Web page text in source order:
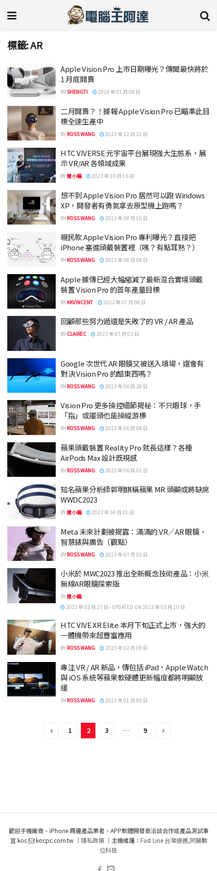
標籤:AR
Apple Vision Pro 上市日期曝光？傳聞最快將於
1 月底開賣
BYSHENGTI 2024 年 01 月 08 日
二月開賣？！據報 Apple Vision Pro 已瞄準此目
標全速生產中
BY ROSS WANG 2023 年 12 月 21 日
HTC VIVERSE 元宇宙平台展現強大生態系，展
示 VR/AR 各領域成果
BY達小編 2023 年 10 月 16 日
想不到 Apple Vision Pro 居然可以跑 Windows
XP，開發者有勇氣拿去原型機上跑嗎？
BY ROSS WANG 2023 年 08 月 10 日
親民款 Apple Vision Pro 專利曝光？直接把
iPhone 塞進頭戴裝置裡（咦？有點耳熟？）
BY ROSS WANG 2023 年 08 月 08 日
Apple 據傳已經大幅縮減了最新混合實境頭戴
裝置 Vision Pro 的首年產量目標
BY KKVINCENT 2023 年 07 月 08 日
回顧那些努力過還是失敗了的 VR / AR 產品
BY CLAIREC 2023 年 07 月 03 日
Google 次世代 AR 眼鏡又被送入墳場，還會有
對決 Vision Pro 的酷東西嗎？
BY ROSS WANG 2023 年 06 月 28 日
Vision Pro 更多操控細節揭秘：不只眼球，手
「指」或擺頭也能操縱游標
BY ROSS WANG 2023 年 06 月 08 日
蘋果頭戴裝置 Reality Pro 就長這樣？各種
AirPods Max 設計既視感
BY ROSS WANG 2023 年 06 月 01 日
知名蘋果分析師郭明錤稱蘋果 MR 頭顯或將缺席
WWDC2023
BY達小編 2023 年 04 月 01 日
Meta 未來計劃被揭露：滿滿的 VR／AR 眼鏡、
智慧錶與廣告（觀點）
BY ROSS WANG 2023 年 03 月 02 日
小米於 MWC2023 推出全新概念技術產品：小米
無線AR眼鏡探索版
BY達小編
2023 年 02 月 27 日 - UPDATED ON 2023 年 03 月 10 日
HTC VIVE XR Elite 本月下旬正式上市，強大的
一體機帶來超豐富應用
BY ROSS WANG 2023 年 02 月 09 日
專注 VR / AR 新品，傳包括 iPad、Apple Watch
與 iOS 系統等蘋果軟硬體更新幅度都將明顯放
緩
BY ROSS WANG 2023 年 01 月 09 日
1 2 3 … 9
歡迎手機廠商、iPhone 周邊產品業者、APP軟體開發商洽談合作或產品測試事
宜 koc
kocpc.com.tw ｜ 隱私政策｜主機維護： Fast Line 台灣速連,阿腸數
位科技